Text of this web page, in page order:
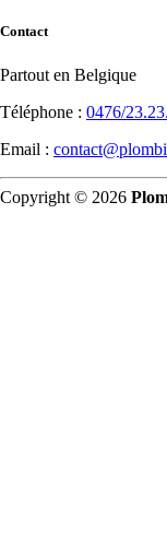
Contact
Partout en Belgique
Téléphone : 0476/
Email :
Copyright © 2026